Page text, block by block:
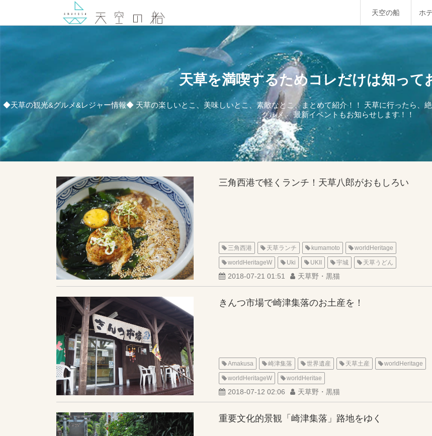
天空の船 ホ
天草を満喫するためコレだけは知って
◆天草の観光&グルメ&レジャー情報◆ 天草の楽しいとこ、美味しいとこ、素敵なとこ、まとめて紹介！！ 天草に行ったら、
グルメ。 最新イベントもお知らせします！！
三角西港で軽くランチ！天草八郎がおもしろい
三角西港 天草ランチ kumamoto worldHeritage
worldHeritageW Uki UKII 宇城 天草うどん
2018-07-21 01:51 天草野・黒猫
きんつ市場で崎津集落のお土産を！
Amakusa 崎津集落 世界遺産 天草土産 worldHeritage
worldHeritageW worldHeritae
2018-07-12 02:06 天草野・黒猫
重要文化的景観「崎津集落」路地をゆく